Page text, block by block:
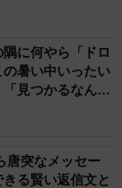
に何やら「ドロ
暑い中いったい
見つかるなんて
唐突なメッセー
る賢い返信文と